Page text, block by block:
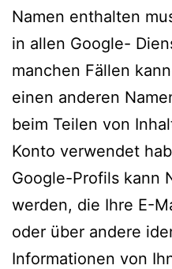
Namen enthalten
in allen Google-
manchen Fällen
einen anderen
beim Teilen von
Konto verwendet
Google-Profils kann
werden, die Ihre E-
oder über andere
Informationen von